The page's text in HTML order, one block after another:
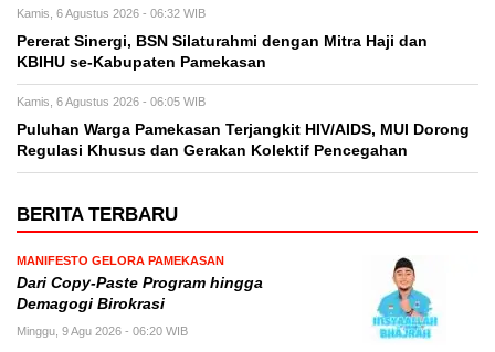
Kamis, 6 Agustus 2026 - 06:32 WIB
Pererat Sinergi, BSN Silaturahmi dengan Mitra Haji dan
KBIHU se-Kabupaten Pamekasan
Kamis, 6 Agustus 2026 - 06:05 WIB
Puluhan Warga Pamekasan Terjangkit HIV/AIDS, MUI Dorong
Regulasi Khusus dan Gerakan Kolektif Pencegahan
BERITA TERBARU
MANIFESTO GELORA PAMEKASAN
Dari Copy-Paste Program hingga
Demagogi Birokrasi
Minggu, 9 Agu 2026 - 06:20 WIB